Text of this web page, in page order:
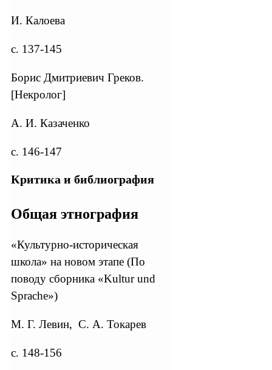
И. Калоева
с. 137-145
Борис Дмитриевич Греков.
[Некролог]
А. И. Казаченко
с. 146-147
Критика и библиография
Общая этнография
«Культурно-историческая
школа» на новом этапе (По
поводу сборника «Kultur und
Sprache»)
М. Г. Левин, С. А. Токарев
с. 148-156